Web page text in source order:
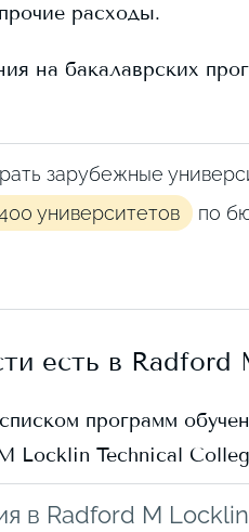
расходы.
на бакалаврских
зарубежные
университетов
по
есть в Radford
программ
Locklin Technical
в Radford M